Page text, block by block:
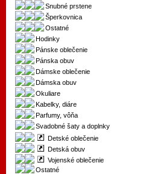
Snubné prstene
Šperkovnica
Ostatné
Hodinky
Pánske oblečenie
Pánska obuv
Dámske oblečenie
Dámska obuv
Okuliare
Kabelky, diáre
Parfumy, vôňa
Svadobné šaty a doplnky
Detské oblečenie
Detská obuv
Vojenské oblečenie
Ostatné